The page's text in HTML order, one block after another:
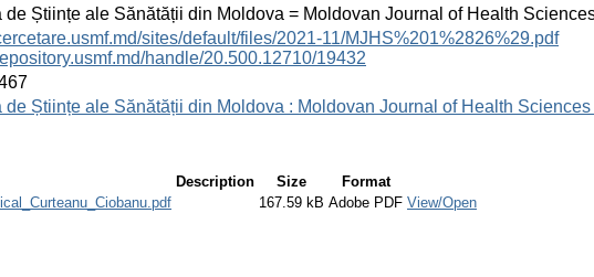
de Științe ale Sănătății din Moldova = Moldovan Journal of Health
sites/default/files/2021-11/MJHS%201%2826%29.pdf
handle/20.500.12710/19432
de Științe ale Sănătății din Moldova : Moldovan Journal of Health
Description Size
Format
167.59 kB Adobe PDF View/Open